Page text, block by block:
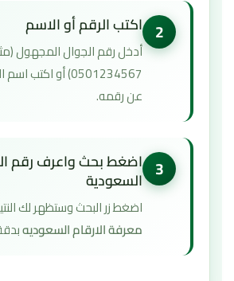
2 اكتب الرقم أو الاسم
أدخل رقم الجوال المجهول
0501234567) أو
عن رقمه.
3 اضغط بحث واعرف رقم
السعودية
اضغط زر البحث وستظهر لك
معرفة الارقام السعوديه